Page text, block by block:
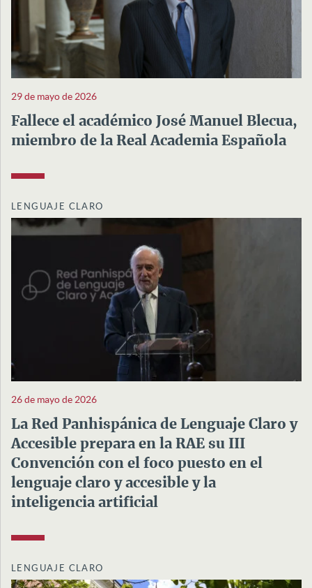
29 de mayo de 2026
Fallece el académico José Manuel Blecua,
miembro de la Real Academia Española
LENGUAJE CLARO
26 de mayo de 2026
La Red Panhispánica de Lenguaje Claro y
Accesible prepara en la RAE su III
Convención con el foco puesto en el
lenguaje claro y accesible y la
inteligencia artificial
LENGUAJE CLARO